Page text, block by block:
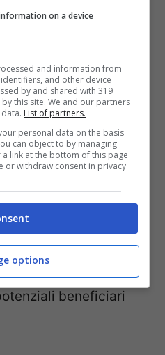
pochi individui;
mila aventi diritto
vi sono anche
di famiglie
dei
beneficiari
on a device
and information from
and other device
by and shared with 319
this site. We and our partners
List of partners.
personal data on the basis
can object to by managing
link at the bottom of this page
or withdraw consent in privacy
options